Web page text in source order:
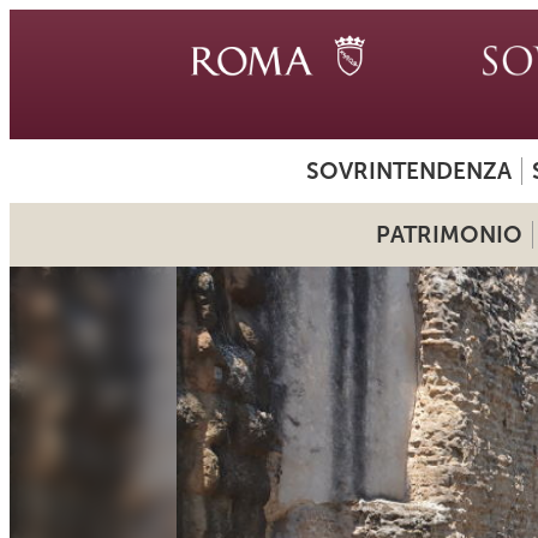
SOVRINTENDENZA
PATRIMONIO